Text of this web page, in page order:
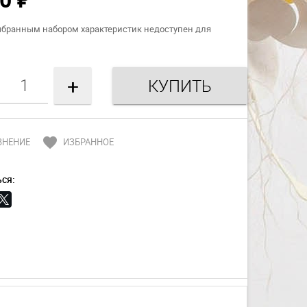
набором характеристик недоступен для
+
favorite ИЗБРАННОЕ